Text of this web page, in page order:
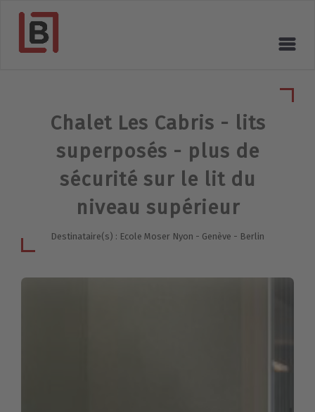
Chalet Les Cabris - lits
superposés - plus de
sécurité sur le lit du
niveau supérieur
Destinataire(s) : Ecole Moser Nyon - Genève - Berlin